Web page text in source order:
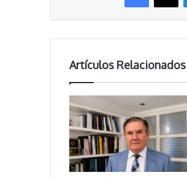
Artículos Relacionados